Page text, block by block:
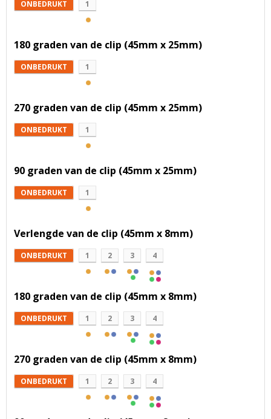
ONBEDRUKT 1
180 graden van de clip (45mm x 25mm)
ONBEDRUKT 1
270 graden van de clip (45mm x 25mm)
ONBEDRUKT 1
90 graden van de clip (45mm x 25mm)
ONBEDRUKT 1
Verlengde van de clip (45mm x 8mm)
ONBEDRUKT 1 2 3 4
180 graden van de clip (45mm x 8mm)
ONBEDRUKT 1 2 3 4
270 graden van de clip (45mm x 8mm)
ONBEDRUKT 1 2 3 4